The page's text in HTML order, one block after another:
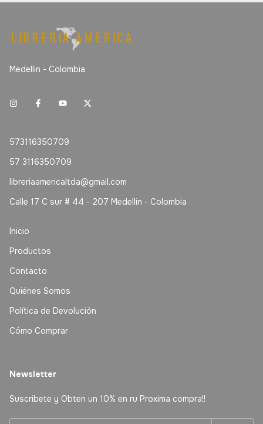
Medellin - Colombia
573116350709
57 3116350709
libreriaamericaltda@gmail.com
Calle 17 C sur # 44 - 207 Medellin - Colombia
Inicio
Productos
Contacto
Quiénes Somos
Política de Devolución
Cómo Comprar
Newsletter
Suscribete y Obten un 10% en ru Proxima compra!!